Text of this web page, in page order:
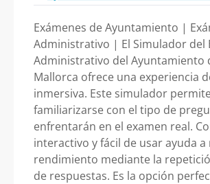
Exámenes de Ayuntamiento |
Administrativo | El Simulador del
Administrativo del Ayuntamiento
Mallorca ofrece una experiencia
inmersiva. Este simulador
familiarizarse con el tipo de
enfrentarán en el examen real.
interactivo y fácil de usar ayuda
rendimiento mediante la
de respuestas. Es la opción